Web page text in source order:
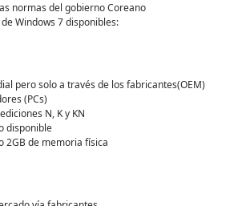
normas del gobierno Coreano
Windows 7 disponibles:
pero solo a través de los fabricantes(OEM)
(PCs)
N, K y KN
disponible
2GB de memoria física